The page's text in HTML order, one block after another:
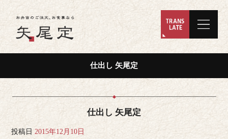
仕出し 矢尾定
仕出し 矢尾定
投稿日 2015年12月10日